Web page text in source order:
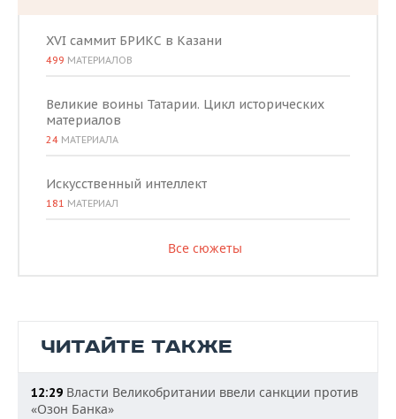
XVI саммит БРИКС в Казани
499 МАТЕРИАЛОВ
Великие воины Татарии. Цикл исторических
материалов
24 МАТЕРИАЛА
Искусственный интеллект
181 МАТЕРИАЛ
Все сюжеты
ЧИТАЙТЕ ТАКЖЕ
12:29 Власти Великобритании ввели санкции против
«Озон Банка»